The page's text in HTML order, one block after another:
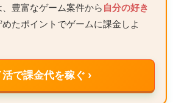
豊富なゲーム案件から 自分の好き
めたポイントでゲームに課金しよ
で課金代を稼ぐ ›